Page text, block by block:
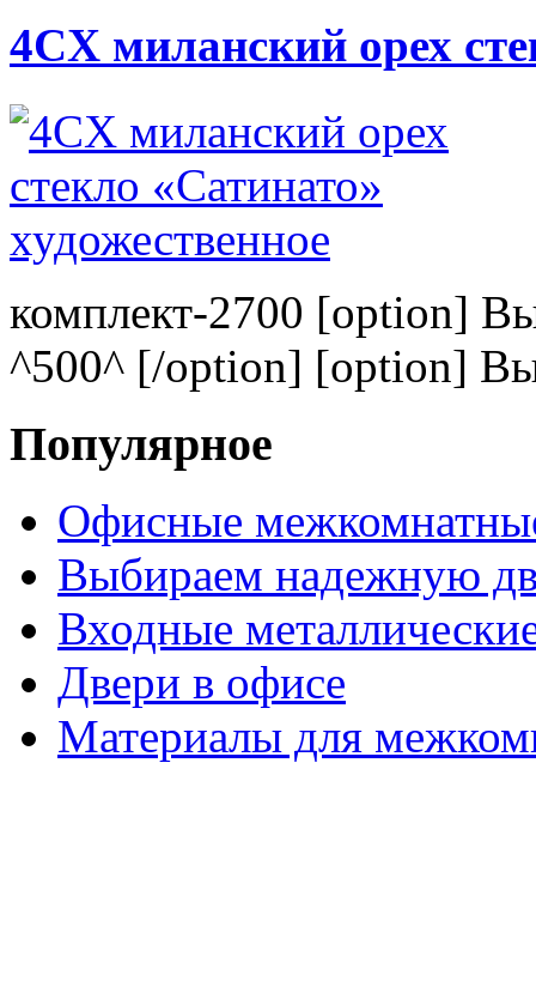
4CХ миланский орех
комплект-2700 [option]
^500^ [/option] [option]
Популярное
Офисные
Выбираем надежную
Входные
Двери в офисе
Материалы для